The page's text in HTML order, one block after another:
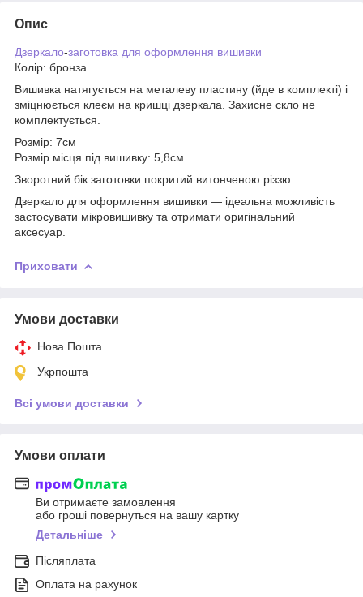
Опис
Дзеркало-заготовка для оформлення вишивки
Колір: бронза
Вишивка натягується на металеву пластину (йде в комплекті) і
зміцнюється клеєм на кришці дзеркала. Захисне скло не
комплектується.
Розмір: 7см
Розмір місця під вишивку: 5,8см
Зворотний бік заготовки покритий витонченою різзю.
Дзеркало для оформлення вишивки — ідеальна можливість
застосувати мікровишивку та отримати оригінальний
аксесуар.
Приховати
Умови доставки
Нова Пошта
Укрпошта
Всі умови доставки
Умови оплати
Ви отримаєте замовлення
або гроші повернуться на вашу картку
Детальніше
Післяплата
Оплата на рахунок